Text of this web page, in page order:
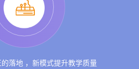
落地 ，新模式提升教学质量